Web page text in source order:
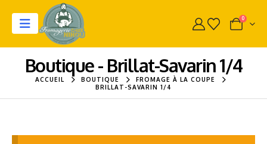
0
Boutique - Brillat-Savarin 1/4
ACCUEIL BOUTIQUE
FROMAGE À LA COUPE
BRILLAT-SAVARIN 1/4